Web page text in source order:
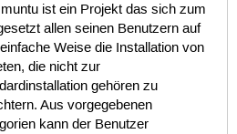
ist ein Projekt das sich zum
allen seinen Benutzern auf
Weise die Installation von
die nicht zur
gehören zu
Aus vorgegebenen
kann der Benutzer